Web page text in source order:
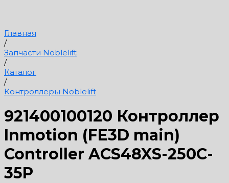
Главная
/
Запчасти Noblelift
/
Каталог
/
Контроллеры Noblelift
921400100120 Контроллер
Inmotion (FE3D main)
Controller ACS48XS-250C-
35P